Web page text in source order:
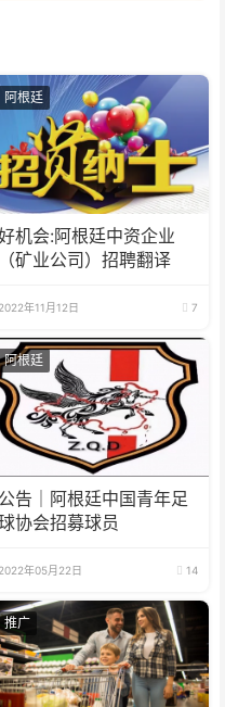
阿根廷
机会:阿根廷中资企业
（矿业公司）招聘翻译
2022年11月12日 7
阿根廷
公告｜阿根廷中国青年足
协会招募球员
2022年05月22日 14
推广